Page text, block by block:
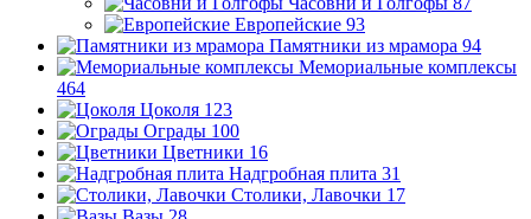
Европейские 93
Памятники из мрамора 94
Мемориальные комплексы
464
Цоколя 123
Ограды 100
Цветники 16
Надгробная плита 31
Столики, Лавочки 17